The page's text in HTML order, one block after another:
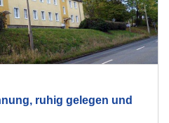
ruhig gelegen und